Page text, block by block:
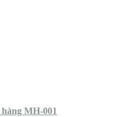
MH-001